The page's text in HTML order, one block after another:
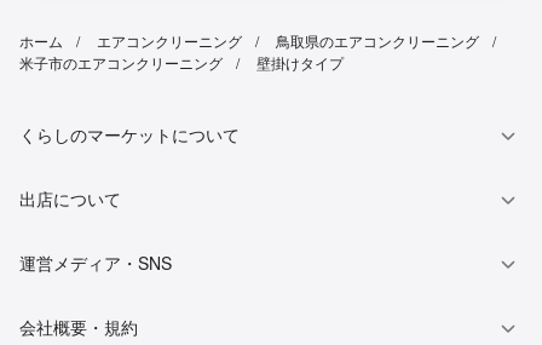
ホーム エアコンクリーニング
鳥取県のエアコンクリーニング
米子市のエアコンクリーニング
壁掛けタイプ
くらしのマーケットについて
出店について
運営メディア・SNS
会社概要・規約